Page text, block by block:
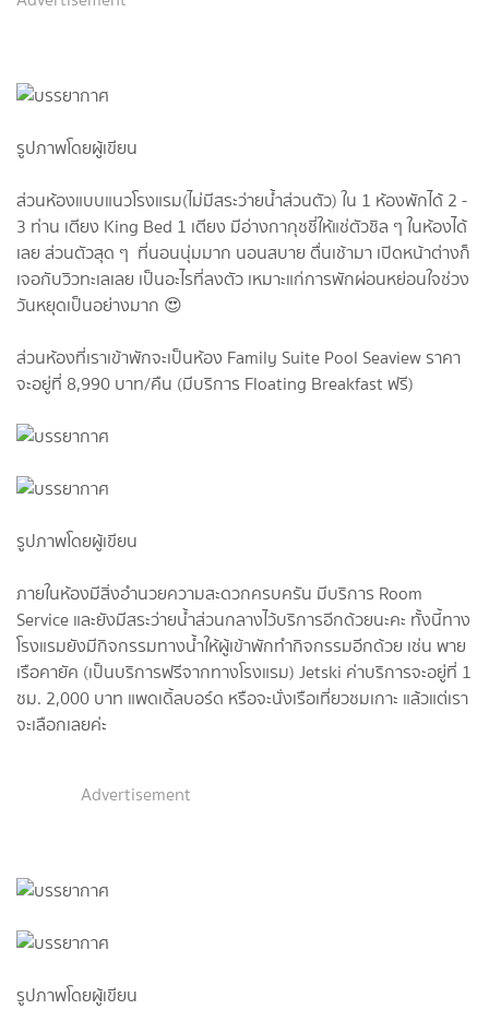
รูปภาพโดยผู้เขียน
ส่วนห้องแบบแนวโรงแรม(ไม่มีสระว่ายน้ำส่วนตัว) ใน 1 ห้องพักได้ 2 -
3 ท่าน เตียง King Bed 1 เตียง มีอ่างกากุชชี่ให้แช่ตัวชิล ๆ ในห้องได้
เลย ส่วนตัวสุด ๆ ที่นอนนุ่มมาก นอนสบาย ตื่นเช้ามา เปิดหน้าต่างก็
เจอกับวิวทะเลเลย เป็นอะไรที่ลงตัว เหมาะแก่การพักผ่อนหย่อนใจช่วง
วันหยุดเป็นอย่างมาก 😍
ส่วนห้องที่เราเข้าพักจะเป็นห้อง Family Suite Pool Seaview ราคา
จะอยู่ที่ 8,990 บาท/คืน (มีบริการ Floating Breakfast ฟรี)
รูปภาพโดยผู้เขียน
ภายในห้องมีสิ่งอำนวยความสะดวกครบครัน มีบริการ Room
Service และยังมีสระว่ายน้ำส่วนกลางไว้บริการอีกด้วยนะคะ ทั้งนี้ทาง
โรงแรมยังมีกิจกรรมทางน้ำให้ผู้เข้าพักทำกิจกรรมอีกด้วย เช่น พาย
เรือคายัค (เป็นบริการฟรีจากทางโรงแรม) Jetski ค่าบริการจะอยู่ที่ 1
ชม. 2,000 บาท แพดเดิ้ลบอร์ด หรือจะนั่งเรือเที่ยวชมเกาะ แล้วแต่เรา
จะเลือกเลยค่ะ
Advertisement
รูปภาพโดยผู้เขียน